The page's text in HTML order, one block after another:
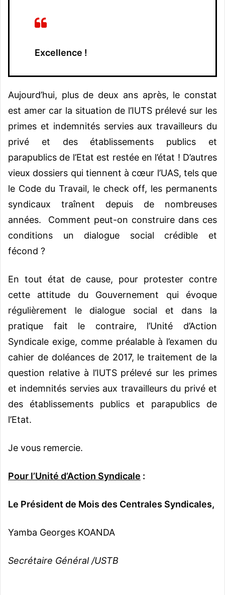
Excellence !
Aujourd’hui, plus de deux ans après, le constat
est amer car la situation de l’IUTS prélevé sur les
primes et indemnités servies aux travailleurs du
privé et des établissements publics et
parapublics de l’Etat est restée en l’état ! D’autres
vieux dossiers qui tiennent à cœur l’UAS, tels que
le Code du Travail, le check off, les permanents
syndicaux traînent depuis de nombreuses
années. Comment peut-on construire dans ces
conditions un dialogue social crédible et
fécond ?
En tout état de cause, pour protester contre
cette attitude du Gouvernement qui évoque
régulièrement le dialogue social et dans la
pratique fait le contraire, l’Unité d’Action
Syndicale exige, comme préalable à l’examen du
cahier de doléances de 2017, le traitement de la
question relative à l’IUTS prélevé sur les primes
et indemnités servies aux travailleurs du privé et
des établissements publics et parapublics de
l’Etat.
Je vous remercie.
Pour l’Unité d’Action Syndicale :
Le Président de Mois des Centrales Syndicales,
Yamba Georges KOANDA
Secrétaire Général /USTB